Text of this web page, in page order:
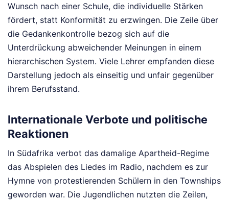
Wunsch nach einer Schule, die individuelle Stärken
fördert, statt Konformität zu erzwingen. Die Zeile über
die Gedankenkontrolle bezog sich auf die
Unterdrückung abweichender Meinungen in einem
hierarchischen System. Viele Lehrer empfanden diese
Darstellung jedoch als einseitig und unfair gegenüber
ihrem Berufsstand.
Internationale Verbote und politische
Reaktionen
In Südafrika verbot das damalige Apartheid-Regime
das Abspielen des Liedes im Radio, nachdem es zur
Hymne von protestierenden Schülern in den Townships
geworden war. Die Jugendlichen nutzten die Zeilen,